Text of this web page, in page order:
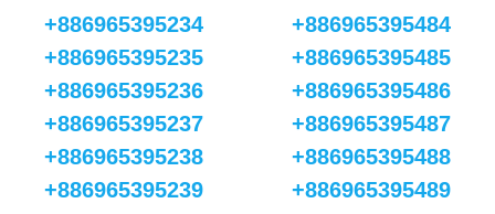
+886965395234
+886965395235
+886965395236
+886965395237
+886965395238
+886965395239
+886965395484
+886965395485
+886965395486
+886965395487
+886965395488
+886965395489